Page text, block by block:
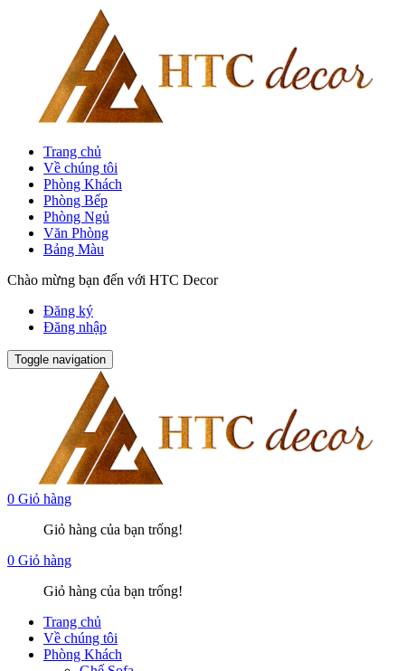
Trang chủ
Về chúng tôi
Phòng Khách
Phòng Bếp
Phòng Ngủ
Văn Phòng
Bảng Màu
Chào mừng bạn đến với HTC Decor
Đăng ký
Đăng nhập
Toggle navigation
0 Giỏ hàng
Giỏ hàng của bạn trống!
0 Giỏ hàng
Giỏ hàng của bạn trống!
Trang chủ
Về chúng tôi
Phòng Khách